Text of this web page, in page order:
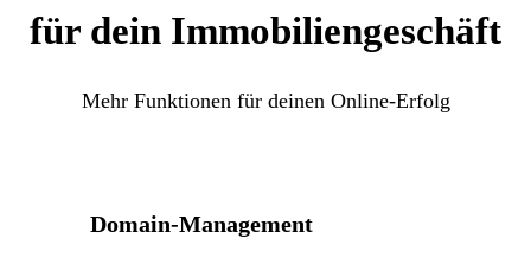
für dein Immobiliengeschäft
Mehr Funktionen für deinen Online-Erfolg
Domain-Management